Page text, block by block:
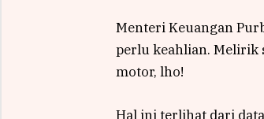
Menteri Keuangan
perlu keahlian. Melirik
motor, lho!
Hal ini terlihat dari